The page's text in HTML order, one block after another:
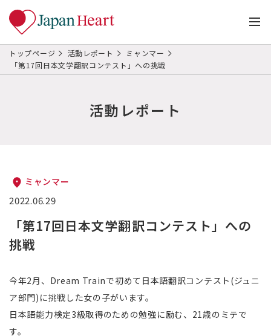
トップページ 活動レポート
ミャンマー
「第17回日本文学翻訳コンテスト」への挑戦
活動レポート
ミャンマー
2022.06.29
「第17回日本文学翻訳コンテスト」への
挑戦
今年2月、Dream Trainで初めて日本語翻訳コンテスト(ジュニ
ア部門)に挑戦した女の子がいます。
日本語能力検定3級取得のための勉強に励む、21歳のミテで
す。